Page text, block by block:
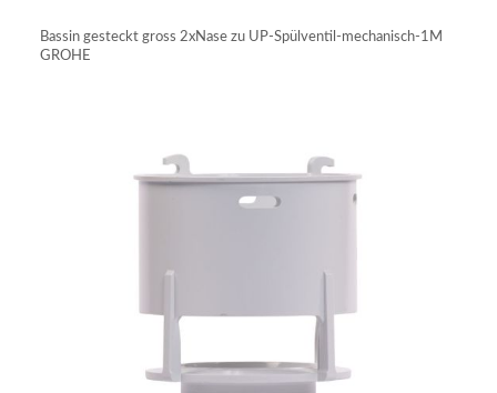
Bassin gesteckt gross 2xNase zu UP-Spülventil-mechanisch-1M
GROHE